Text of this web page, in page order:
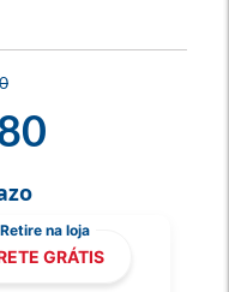
GRÁTIS